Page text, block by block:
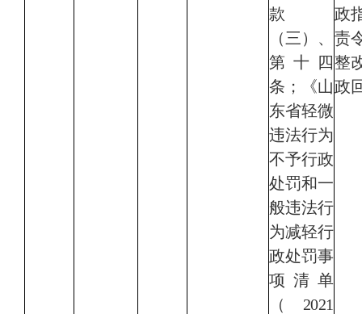
款
（三）、
第十四
条；
《山
东省轻微
违法行为
不予行政
处罚和一
般违法行
为减轻行
政处罚事
项清单
（2021
政
责
整
政